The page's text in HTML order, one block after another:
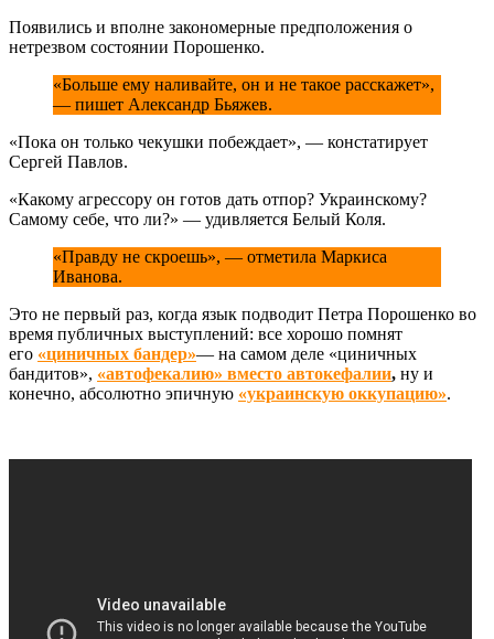
Появились и вполне закономерные предположения о
нетрезвом состоянии Порошенко.
«Больше ему наливайте, он и не такое расскажет»,
— пишет Александр Бьяжев.
«Пока он только чекушки побеждает», — констатирует
Сергей Павлов.
«Какому агрессору он готов дать отпор? Украинскому?
Самому себе, что ли?» — удивляется Белый Коля.
«Правду не скроешь», — отметила Маркиса
Иванова.
Это не первый раз, когда язык подводит Петра Порошенко во
время публичных выступлений: все хорошо помнят
его «циничных бандер»— на самом деле «циничных
бандитов», «автофекалию» вместо автокефалии, ну и
конечно, абсолютно эпичную «украинскую оккупацию».